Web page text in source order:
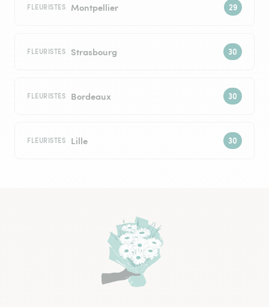
FLEURISTES Montpellier
FLEURISTES Strasbourg
FLEURISTES Bordeaux
FLEURISTES Lille